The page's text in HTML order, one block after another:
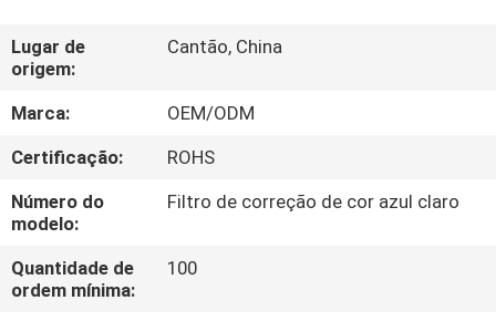
EXCURSÃO
DA
FÁBRICA
CONTROLE
DA
QUALIDADE
Lugar de
origem:
Cantão, China
Marca:
OEM/ODM
Certificação:
ROHS
Número do
modelo:
Filtro de correção de cor azul claro
Quantidade de
ordem mínima:
100